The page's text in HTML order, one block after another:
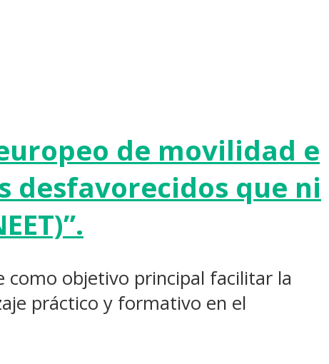
de movilidad e
desfavorecidos que ni
como objetivo principal facilitar la
práctico y formativo en el